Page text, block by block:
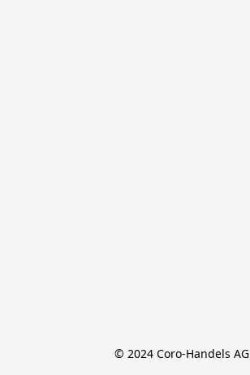
© 2024 Coro-Handels AG